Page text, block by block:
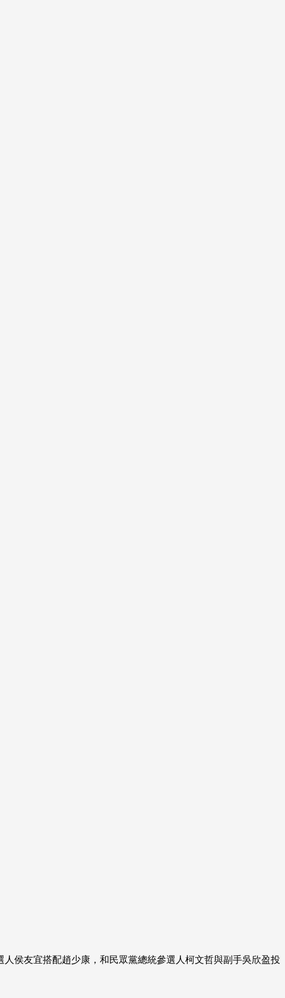
侯友宜搭配趙少康，和民眾黨總統參選人柯文哲與副手吳欣盈投